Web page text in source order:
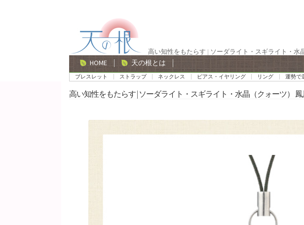
ー
シ
ョ
ン
ン
ツ
へ
ス
高い知性をもたらす | ソーダライト・スギライト・水
HOME 天の根とは
ブレスレット ストラップ ネックレス ピアス・イヤリング リング 運勢で
高い知性をもたらす | ソーダライト・スギライト・水晶（クォーツ）